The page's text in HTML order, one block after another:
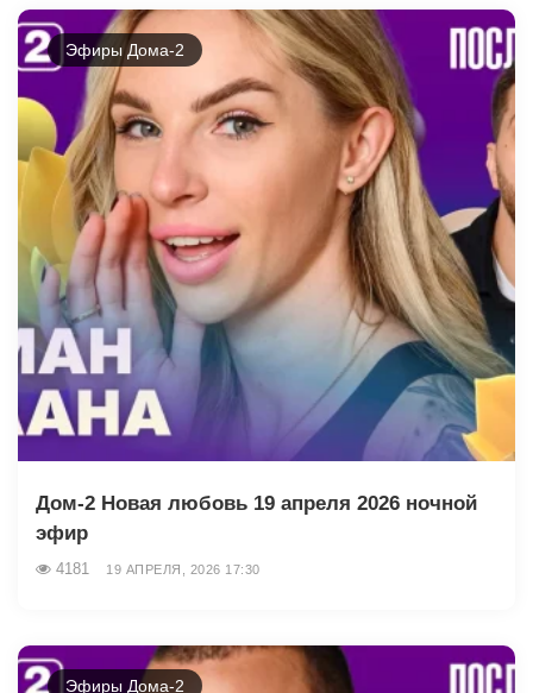
Эфиры Дома-2
Дом-2 Новая любовь 19 апреля 2026 ночной
эфир
4181 19 АПРЕЛЯ, 2026 17:30
Эфиры Дома-2